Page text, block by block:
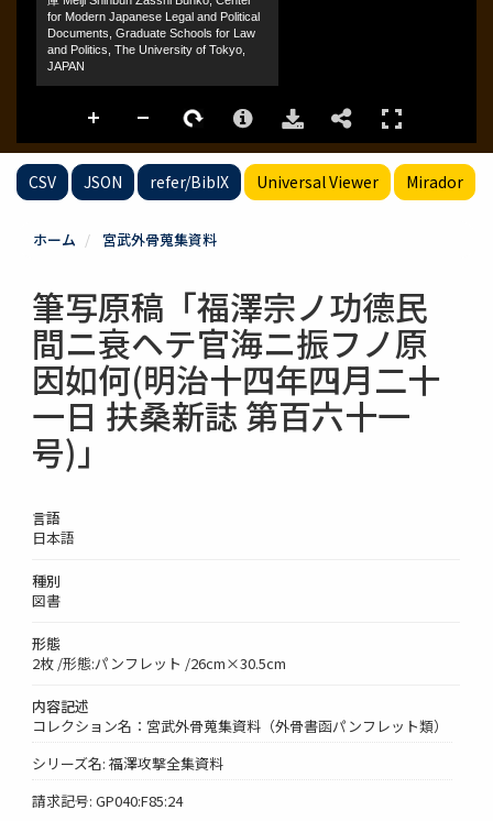
CSV JSON refer/BibIX Universal Viewer Mirador
ホーム 宮武外骨蒐集資料
筆写原稿「福澤宗ノ功德民
間ニ衰ヘテ官海ニ振フノ原
因如何(明治十四年四月二十
一日 扶桑新誌 第百六十一
号)」
言語
日本語
種別
図書
形態
2枚 /形態:パンフレット /26cm×30.5cm
内容記述
コレクション名：宮武外骨蒐集資料（外骨書函パンフレット類）
シリーズ名: 福澤攻撃全集資料
請求記号: GP040:F85:24